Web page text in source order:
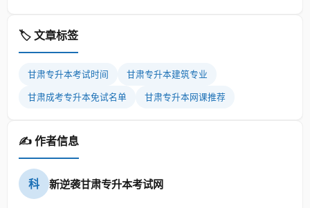
🏷️ 文章标签
甘肃专升本考试时间 甘肃专升本建筑专业
甘肃成考专升本免试名单 甘肃专升本网课推荐
✍️ 作者信息
科 新逆袭甘肃专升本考试网